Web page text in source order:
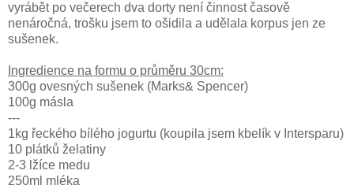
vyrábět po večerech dva dorty není činnost časově
nenáročná, trošku jsem to ošidila a udělala korpus jen ze
sušenek.
Ingredience na formu o průměru 30cm:
300g ovesných sušenek (Marks& Spencer)
100g másla
---
1kg řeckého bílého jogurtu (koupila jsem kbelík v Intersparu)
10 plátků želatiny
2-3 lžíce medu
250ml mléka